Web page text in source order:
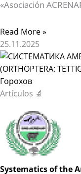
«Asociación
Read More »
25.11.2025
Artículos 🔬
Systematics of the